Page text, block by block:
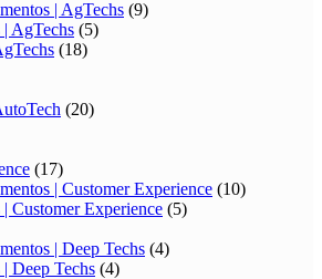
| AgTechs (9)
| AgTechs (5)
(18)
(20)
(17)
| Customer Experience (10)
| Customer Experience (5)
| Deep Techs (4)
Deep Techs (4)